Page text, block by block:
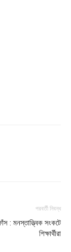
পরবর্তী নিবন্ধ
: মনস্তাত্ত্বিক সংকটে
শিক্ষার্থীরা